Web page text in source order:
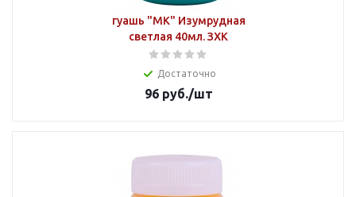
гуашь "МК" Изумрудная
светлая 40мл. ЗХК
Достаточно
96руб./шт